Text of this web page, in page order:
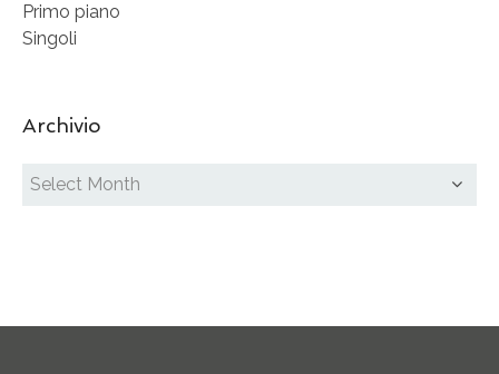
Primo piano
Singoli
Archivio